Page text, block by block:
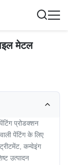
मेटल
प्रोडक्शन
पेंटिंग के लिए
कन्वेइंग
उत्पादन